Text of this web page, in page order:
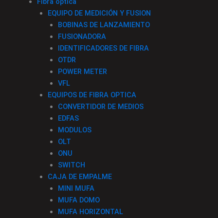
EQUIPO DE MEDICIÓN Y FUSION
BOBINAS DE LANZAMIENTO
FUSIONADORA
IDENTIFICADORES DE FIBRA
OTDR
POWER METER
VFL
EQUIPOS DE FIBRA OPTICA
CONVERTIDOR DE MEDIOS
EDFAS
MODULOS
OLT
ONU
SWITCH
CAJA DE EMPALME
MINI MUFA
MUFA DOMO
MUFA HORIZONTAL